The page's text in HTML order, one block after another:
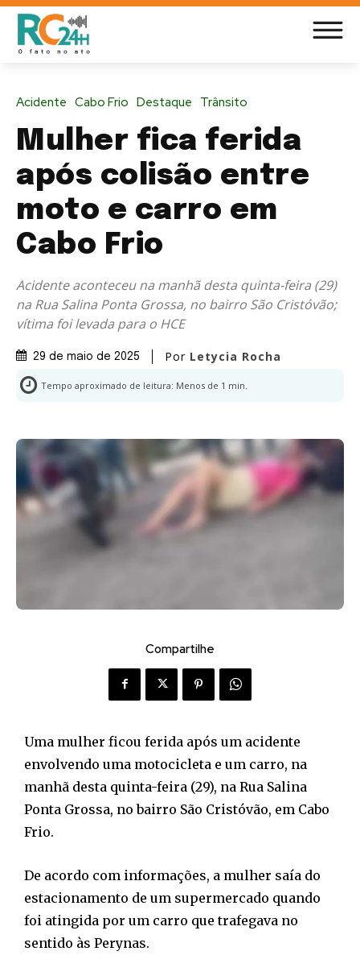
Acidente Cabo Frio Destaque Trânsito
Mulher fica ferida
após colisão entre
moto e carro em
Cabo Frio
Acidente aconteceu na manhã desta quinta-feira (29)
na Rua Salina Ponta Grossa, no bairro São Cristóvão;
vítima foi levada para o HCE
29 de maio de 2025 Por Letycia Rocha
Tempo aproximado de leitura: Menos de 1 min.
Compartilhe
Uma mulher ficou ferida após um acidente
envolvendo uma motocicleta e um carro, na
manhã desta quinta-feira (29), na Rua Salina
Ponta Grossa, no bairro São Cristóvão, em Cabo
Frio.
De acordo com informações, a mulher saía do
estacionamento de um supermercado quando
foi atingida por um carro que trafegava no
sentido às Perynas.